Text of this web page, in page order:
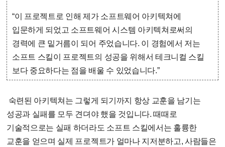
“이 프로젝트로 인해 제가 소프트웨어 아키텍쳐에
입문하게 되었고 소프트웨어 시스템 아키텍쳐로써의
경력에 큰 밑거름이 되어 주었습니다. 이 경험에서 저는
소프트 스킬이 프로젝트의 성공을 위해서 테크니컬 스킬
보다 중요하다는 점을 배울 수 있었습니다.”
숙련된 아키텍쳐는 그렇게 되기까지 항상 교훈을 남기는
성공과 실패를 모두 견뎌야 했을 것입니다. 때때로
기술적으로는 실패 하더라도 소프트 스킬에서는 훌륭한
교훈을 얻으며 실제 프로젝트가 얼마나 지저분하고, 사람들은